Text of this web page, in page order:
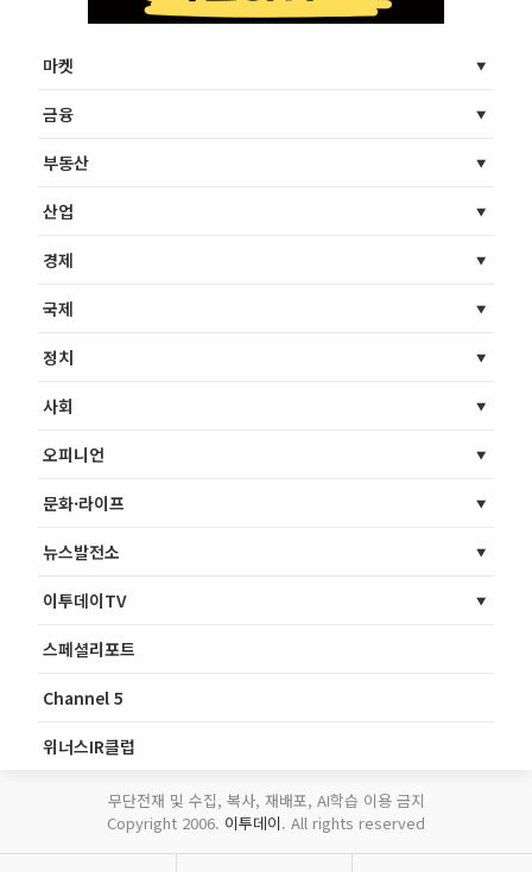
마켓
금융
부동산
산업
경제
국제
정치
사회
오피니언
문화·라이프
뉴스발전소
이투데이TV
스페셜리포트
Channel 5
위너스IR클럽
무단전재 및 수집, 복사, 재배포, AI학습 이용 금지
Copyright 2006. 이투데이. All rights reserved